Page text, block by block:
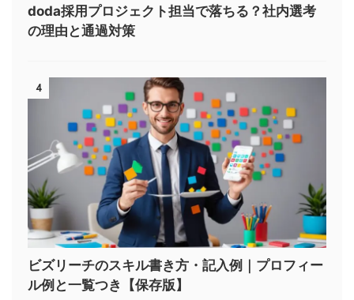
doda採用プロジェクト担当で落ちる？社内選考
の理由と通過対策
4
ビズリーチのスキル書き方・記入例｜プロフィー
ル例と一覧つき【保存版】